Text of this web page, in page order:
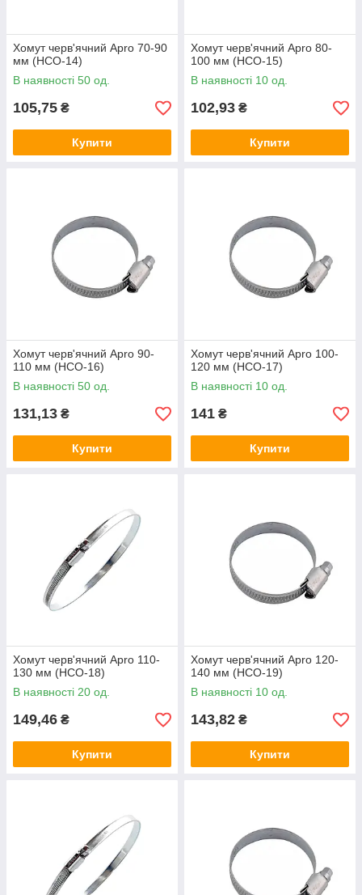
Хомут черв'ячний Apro 70-90
мм (HCО-14)
В наявності 50 од.
105,75 ₴
Купити
Хомут черв'ячний Apro 80-
100 мм (HCО-15)
В наявності 10 од.
102,93 ₴
Купити
Хомут черв'ячний Apro 90-
110 мм (HCО-16)
В наявності 50 од.
131,13 ₴
Купити
Хомут черв'ячний Apro 100-
120 мм (HCО-17)
В наявності 10 од.
141 ₴
Купити
Хомут черв'ячний Apro 110-
130 мм (HCО-18)
В наявності 20 од.
149,46 ₴
Купити
Хомут черв'ячний Apro 120-
140 мм (HCО-19)
В наявності 10 од.
143,82 ₴
Купити